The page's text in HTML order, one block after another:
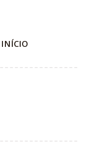
INÍCIO